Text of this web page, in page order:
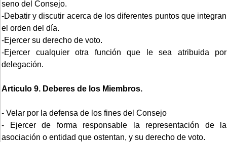
seno del Consejo.
-Debatir y discutir acerca de los diferentes puntos que integran
el orden del día.
-Ejercer su derecho de voto.
-Ejercer cualquier otra función que le sea atribuida por
delegación.
Articulo 9. Deberes de los Miembros.
- Velar por la defensa de los fines del Consejo
- Ejercer de forma responsable la representación de la
asociación o entidad que ostentan, y su derecho de voto.